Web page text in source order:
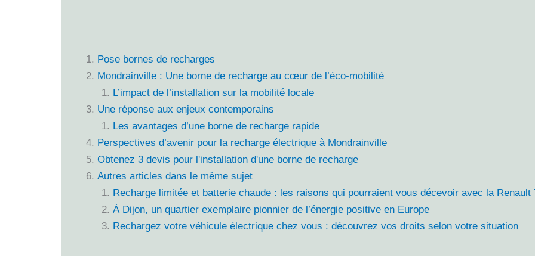
Pose bornes de recharges
Mondrainville : Une borne de recharge au cœur de l’éco-mobilité
L’impact de l’installation sur la mobilité locale
Une réponse aux enjeux contemporains
Les avantages d’une borne de recharge rapide
Perspectives d’avenir pour la recharge électrique à Mondrainville
Obtenez 3 devis pour l'installation d'une borne de recharge
Autres articles dans le même sujet
Recharge limitée et batterie chaude : les raisons qui pourraient vous décevoir avec la Renault
À Dijon, un quartier exemplaire pionnier de l’énergie positive en Europe
Rechargez votre véhicule électrique chez vous : découvrez vos droits selon votre situation